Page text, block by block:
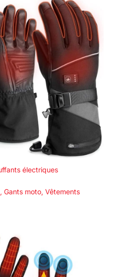
électriques
, Gants moto, Vêtements